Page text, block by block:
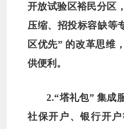
开放试验区裕民分区
压缩、招投标容缺等
区优先” 的改革思维
供便利。
2.“塔礼包” 集成
社保开户、银行开